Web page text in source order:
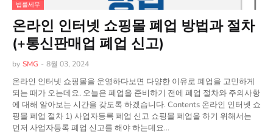
법률세무
온라인 인터넷 쇼핑몰 폐업 방법과 절차
(+통신판매업 폐업 신고)
by SMG - 8월 03, 2024
온라인 인터넷 쇼핑몰을 운영하다보면 다양한 이유로 폐업을 고민하게
되는 때가 오는데요. 오늘은 폐업을 준비하기 전에 폐업 절차와 주의사항
에 대해 알아보는 시간을 갖도록 하겠습니다. Contents 온라인 인터넷 쇼
핑몰 폐업 절차 1) 사업자등록 폐업 신고 쇼핑몰 폐업을 하기 위해서는
먼저 사업자등록 폐업 신고를 해야 하는데요…